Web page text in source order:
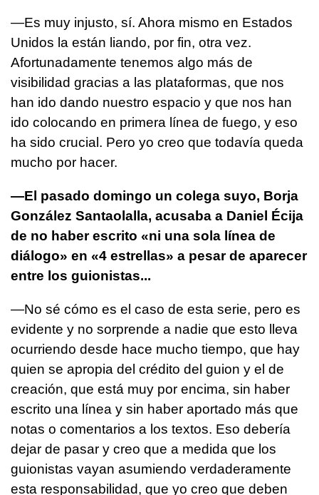
—Es muy injusto, sí. Ahora mismo en Estados
Unidos la están liando, por fin, otra vez.
Afortunadamente tenemos algo más de
visibilidad gracias a las plataformas, que nos
han ido dando nuestro espacio y que nos han
ido colocando en primera línea de fuego, y eso
ha sido crucial. Pero yo creo que todavía queda
mucho por hacer.
—El pasado domingo un colega suyo, Borja
González Santaolalla, acusaba a Daniel Écija
de no haber escrito «ni una sola línea de
diálogo» en «4 estrellas» a pesar de aparecer
entre los guionistas...
—No sé cómo es el caso de esta serie, pero es
evidente y no sorprende a nadie que esto lleva
ocurriendo desde hace mucho tiempo, que hay
quien se apropia del crédito del guion y el de
creación, que está muy por encima, sin haber
escrito una línea y sin haber aportado más que
notas o comentarios a los textos. Eso debería
dejar de pasar y creo que a medida que los
guionistas vayan asumiendo verdaderamente
esta responsabilidad, que yo creo que deben